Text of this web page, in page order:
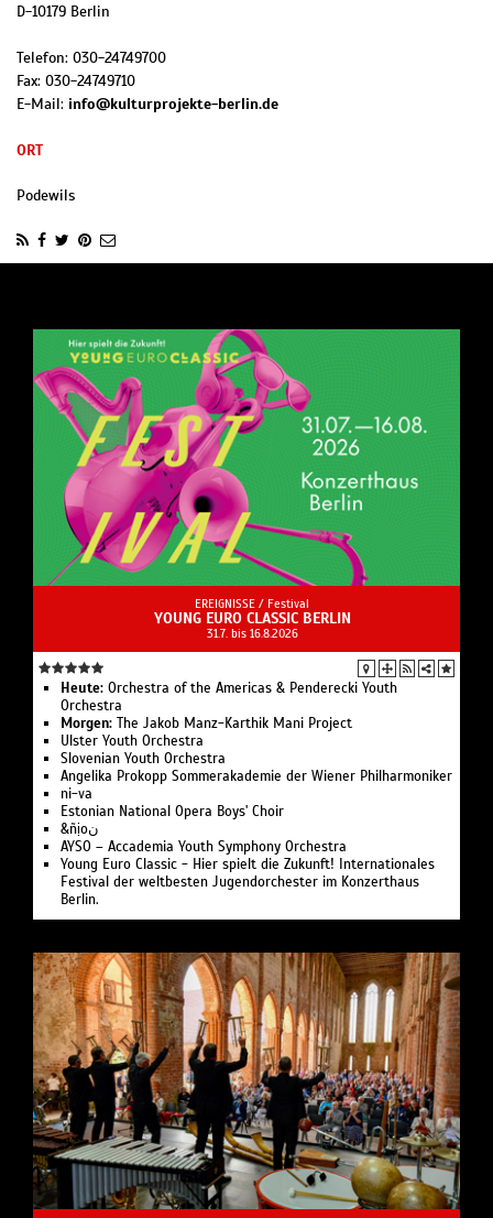
D-10179 Berlin
Telefon: 030-24749700
Fax: 030-24749710
E-Mail: info@kulturprojekte-berlin.de
ORT
Podewils
EREIGNISSE / Festival
YOUNG EURO CLASSIC BERLIN
31.7. bis 16.8.2026
Heute: Or­ches­tra of the Ameri­cas & Pen­de­recki Youth
Orchestra
Morgen: The Jakob Manz-Karthik Mani Project
Ulster Youth Or­chestra
Slo­ve­ni­an Youth Orchestra
Angelika Pro­kopp Som­mer­akademie der Wiener Philharmoniker
ni-va
Estonian National Opera Boys' Choir
&ñịoن
AYSO – Accademia Youth Symphony Orchestra
Young Euro Classic - Hier spielt die Zukunft! Internationales
Festival der weltbesten Jugendorchester im Konzerthaus
Berlin.